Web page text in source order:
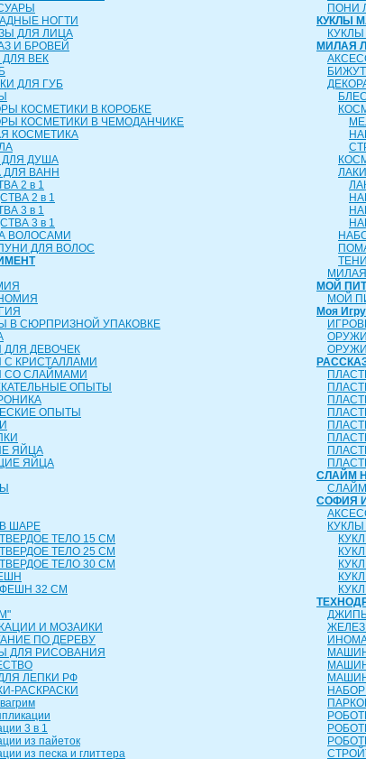
НОГТИ
ДЛЯ ЛИЦА
И БРОВЕЙ
ВЕК
ДЛЯ ГУБ
КОСМЕТИКИ В КОРОБКЕ
КОСМЕТИКИ В ЧЕМОДАНЧИКЕ
КОСМЕТИКА
ДЛЯ ДУША
ДЛЯ ВАНН
2 в 1
2 в 1
3 в 1
3 в 1
ВОЛОСАМИ
ДЛЯ ВОЛОС
В СЮРПРИЗНОЙ УПАКОВКЕ
ДЕВОЧЕК
КРИСТАЛЛАМИ
СО СЛАЙМАМИ
ОПЫТЫ
ОПЫТЫ
ЯЙЦА
ЯЙЦА
ШАРЕ
ТЕЛО 15 СМ
ТЕЛО 25 СМ
ТЕЛО 30 СМ
32 СМ
И МОЗАИКИ
ПО ДЕРЕВУ
ДЛЯ РИСОВАНИЯ
ЛЕПКИ РФ
РАСКРАСКИ
3 в 1
из пайеток
из песка и глиттера
ПОНИ
КУКЛЫ
МИЛАЯ
МОЙ
МОЙ
Моя
СЛАЙМ
СОФИЯ